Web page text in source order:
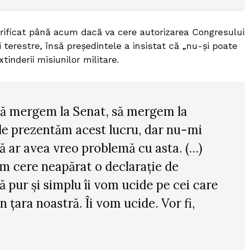
până acum dacă va cere autorizarea Congresului
însă președintele a insistat că „nu-și poate
misiunilor militare.
mergem la Senat, să mergem la
prezentăm acest lucru, dar nu-mi
ar avea vreo problemă cu asta. (…)
cere neapărat o declarație de
pur și simplu îi vom ucide pe cei care
țara noastră. Îi vom ucide. Vor fi,